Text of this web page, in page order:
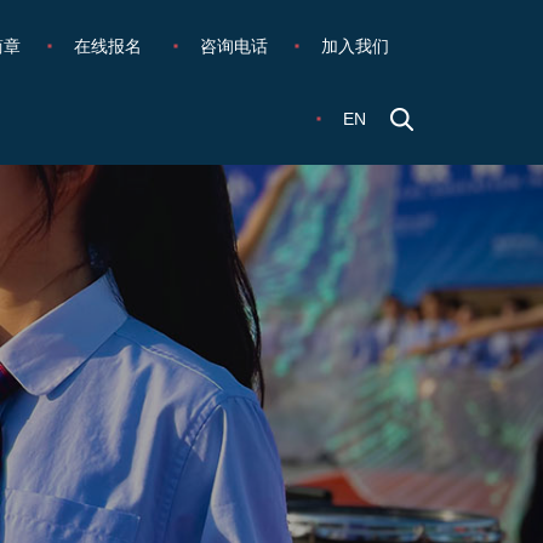
章 在线报名 咨询电话 加入我们
EN